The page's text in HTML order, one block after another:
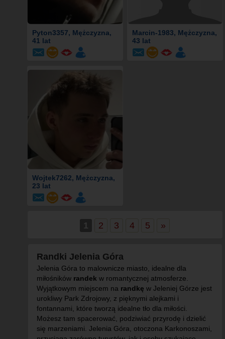
Pyton3357, Mężczyzna,
41 lat
Marcin-1983, Mężczyzna,
43 lat
Wojtek7262, Mężczyzna,
23 lat
1 2 3 4 5 »
Randki Jelenia Góra
Jelenia Góra to malownicze miasto, idealne dla
miłośników randek w romantycznej atmosferze.
Wyjątkowym miejscem na randkę w Jeleniej Górze jest
urokliwy Park Zdrojowy, z pięknymi alejkami i
fontannami, które tworzą idealne tło dla miłości.
Możesz tam spacerować, podziwiać przyrodę i dzielić
się marzeniami. Jelenia Góra, otoczona Karkonoszami,